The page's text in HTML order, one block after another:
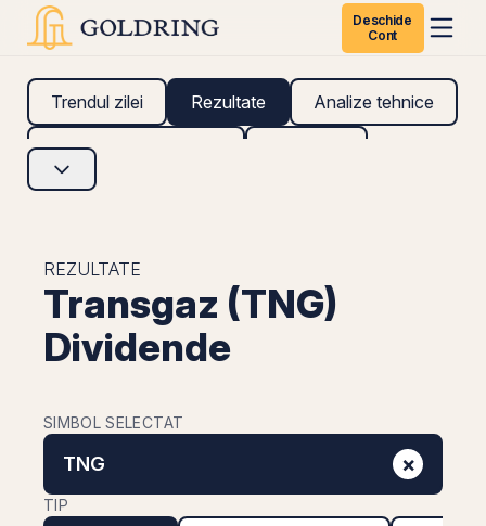
Deschide
Cont
Trendul zilei Rezultate Analize tehnice
Analize fundamentale
REZULTATE
Transgaz (TNG)
Dividende
SIMBOL SELECTAT
TNG ×
TIP